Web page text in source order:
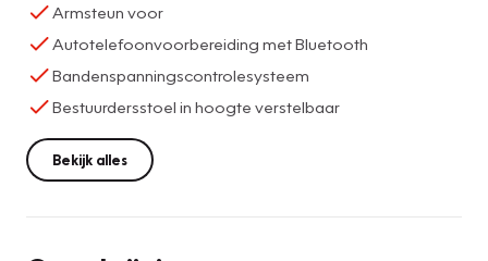
Armsteun voor
Autotelefoonvoorbereiding met Bluetooth
Bandenspanningscontrolesysteem
Bestuurdersstoel in hoogte verstelbaar
Bekijk alles